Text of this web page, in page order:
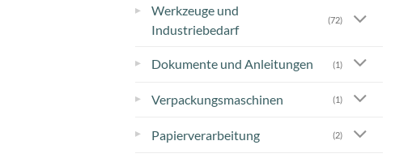
▸
Werkzeuge und
Industriebedarf
(72)
▸ Dokumente und Anleitungen (1)
▸ Verpackungsmaschinen (1)
▸ Papierverarbeitung (2)